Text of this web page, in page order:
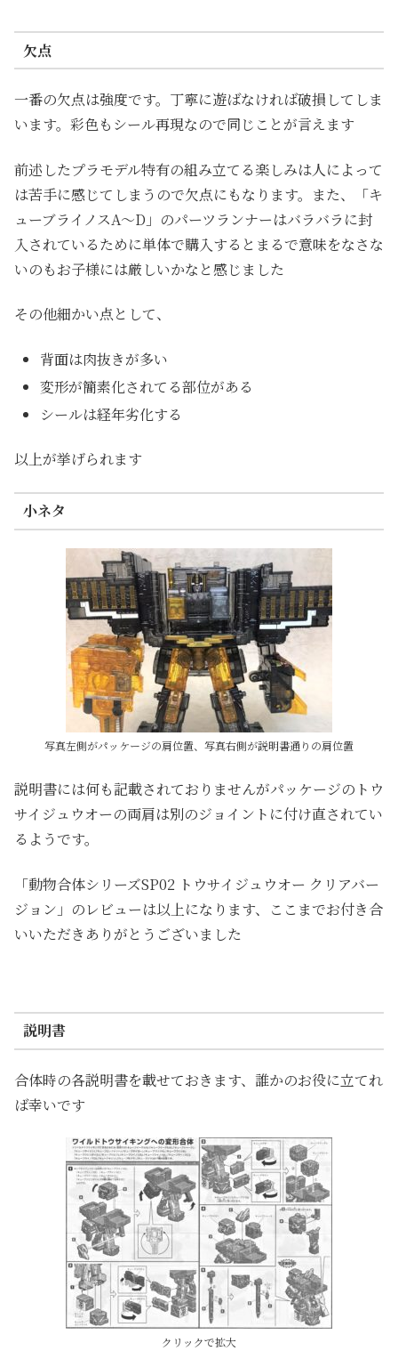
欠点
一番の欠点は強度です。丁寧に遊ばなければ破損してしま
います。彩色もシール再現なので同じことが言えます
前述したプラモデル特有の組み立てる楽しみは人によって
は苦手に感じてしまうので欠点にもなります。また、「キ
ューブライノスA～D」のパーツランナーはバラバラに封
入されているために単体で購入するとまるで意味をなさな
いのもお子様には厳しいかなと感じました
その他細かい点として、
背面は肉抜きが多い
変形が簡素化されてる部位がある
シールは経年劣化する
以上が挙げられます
小ネタ
写真左側がパッケージの肩位置、写真右側が説明書通りの肩位置
説明書には何も記載されておりませんがパッケージのトウ
サイジュウオーの両肩は別のジョイントに付け直されてい
るようです。
「動物合体シリーズSP02 トウサイジュウオー クリアバー
ジョン」のレビューは以上になります、ここまでお付き合
いいただきありがとうございました
説明書
合体時の各説明書を載せておきます、誰かのお役に立てれ
ば幸いです
クリックで拡大